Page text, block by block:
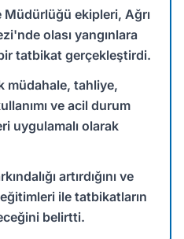
Müdürlüğü ekipleri, Ağrı
olası yangınlara
tatbikat gerçekleştirdi.
müdahale, tahliye,
ve acil durum
uygulamalı olarak
artırdığını ve
ile tatbikatların
belirtti.